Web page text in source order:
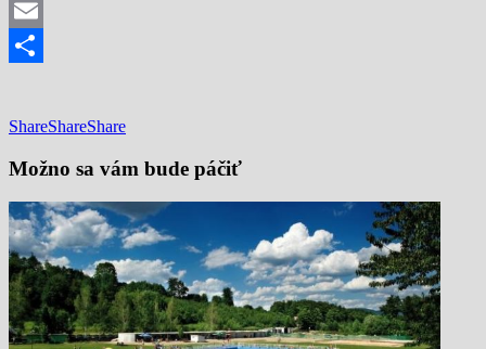
Mastodon
Email
ShareShareShare
Možno sa vám bude páčiť